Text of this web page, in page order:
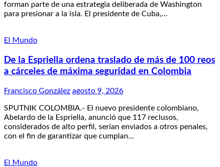
forman parte de una estrategia deliberada de Washington
para presionar a la isla. El presidente de Cuba,…
El Mundo
De la Espriella ordena traslado de más de 100 reos
a cárceles de máxima seguridad en Colombia
Francisco González agosto 9, 2026
SPUTNIK COLOMBIA.- El nuevo presidente colombiano,
Abelardo de la Espriella, anunció que 117 reclusos,
considerados de alto perfil, serían enviados a otros penales,
con el fin de garantizar que cumplan…
El Mundo